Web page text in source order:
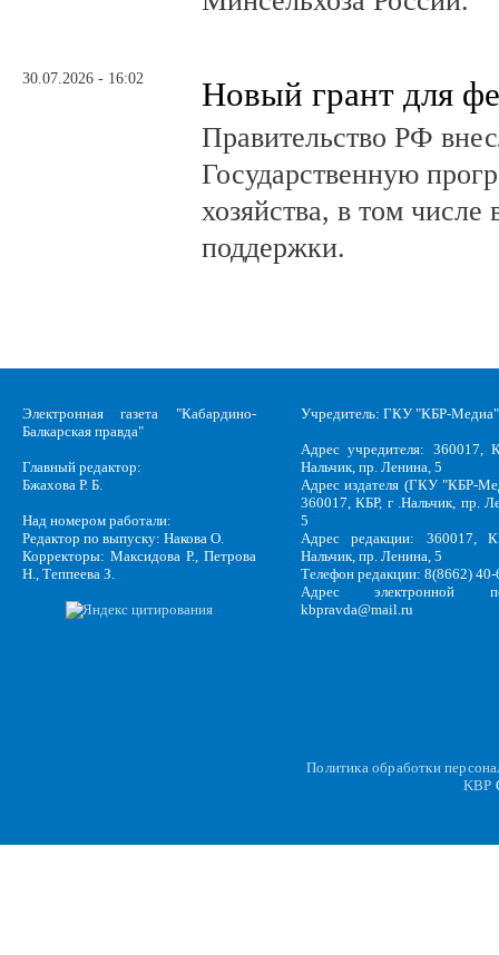
30.07.2026 - 16:02 Новый грант для
Правительство РФ
Государственную
хозяйства, в том числе
поддержки.
Электронная газета "Кабардино-
Балкарская правда"
Главный редактор:
Бжахова Р. Б.
Над номером работали:
Редактор по выпуску: Накова О.
Корректоры: Максидова Р., Петрова
Н., Теппеева З.
Учредитель: ГКУ "КБР-Медиа"
Адрес учредителя: 360017,
Нальчик, пр. Ленина, 5
Адрес издателя (ГКУ "КБР-
360017, КБР, г .Нальчик, пр.
5
Адрес редакции: 360017,
Нальчик, пр. Ленина, 5
Телефон редакции: 8(8662)
Адрес электронной
kbpravda@mail.ru
Политика обработки
KBP